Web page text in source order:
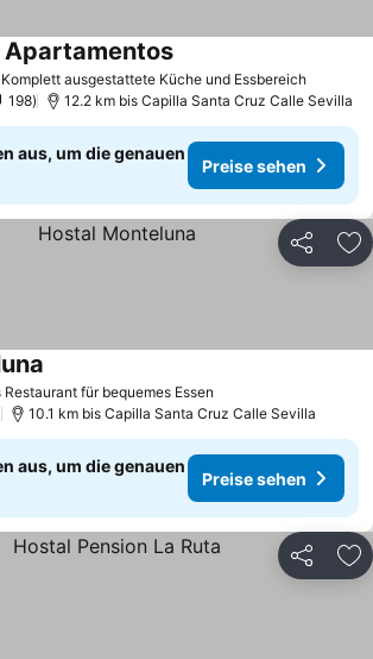
Komplett ausgestattete Küche und EssbereichPreise
ApartamentosPreise sehen
198 12.2 km bis Capilla Santa Cruz Calle Sevilla
aus, um die genauen
Preise sehen
Teilen
für bequemes Essen
10.1 km bis Capilla Santa Cruz Calle Sevilla
aus, um die genauen
Preise sehen
Teilen